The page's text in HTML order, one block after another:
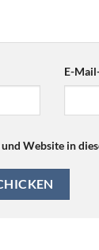
E-
Website in